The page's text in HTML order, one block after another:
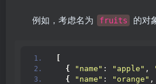
例如，考虑名为 fruits 的对
[
{
"name" : "apple" ,
{
"name" : "orange" ,